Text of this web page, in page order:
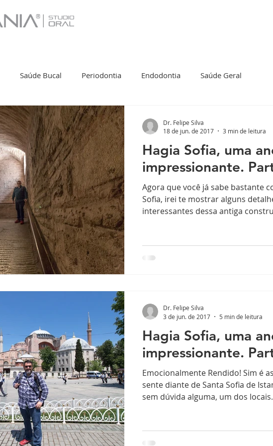
Saúde Bucal Periodontia Endodontia Saúde Geral
Bruxismo Começar Sua comunidade
Hagia Sofia, uma
impressionante.
Agora que você já sabe bastante
Sofia, irei te mostrar alguns
interessantes dessa antiga
Dr. Felipe Silva
18 de jun. de 2017
3 min de leitura
Hagia Sofia, uma
impressionante.
Emocionalmente Rendido! Sim é
sente diante de Santa Sofia de
sem dúvida alguma, um dos
Dr. Felipe Silva
3 de jun. de 2017
5 min de leitura